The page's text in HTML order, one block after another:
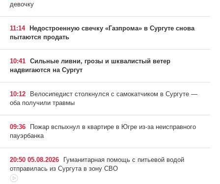
девочку
11:14
Недостроенную свечку «Газпрома» в Сургуте снова
пытаются продать
10:41 Сильные ливни, грозы и шквалистый ветер
надвигаются на Сургут
10:12
Велосипедист столкнулся с самокатчиком в Сургуте —
оба получили травмы
09:36
Пожар вспыхнул в квартире в Югре из-за неисправного
пауэрбанка
20:50 05.08.2026
Гуманитарная помощь с питьевой водой
отправилась из Сургута в зону СВО